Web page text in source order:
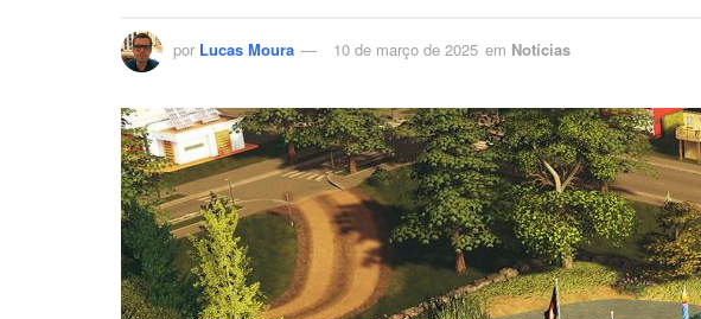
por Lucas Moura 10 de março de 2025 em Notícias